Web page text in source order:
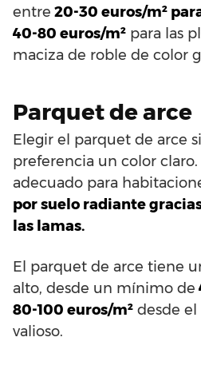
entre 20-30 euros/m²
40-80 euros/m² para las
maciza de roble de color
Parquet de arce
Elegir el parquet de arce
preferencia un color claro.
adecuado para
por suelo radiante
las lamas.
El parquet de arce tiene
alto, desde un mínimo de
80-100 euros/m² desde el
valioso.